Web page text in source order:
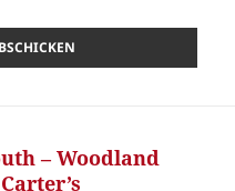
– Woodland